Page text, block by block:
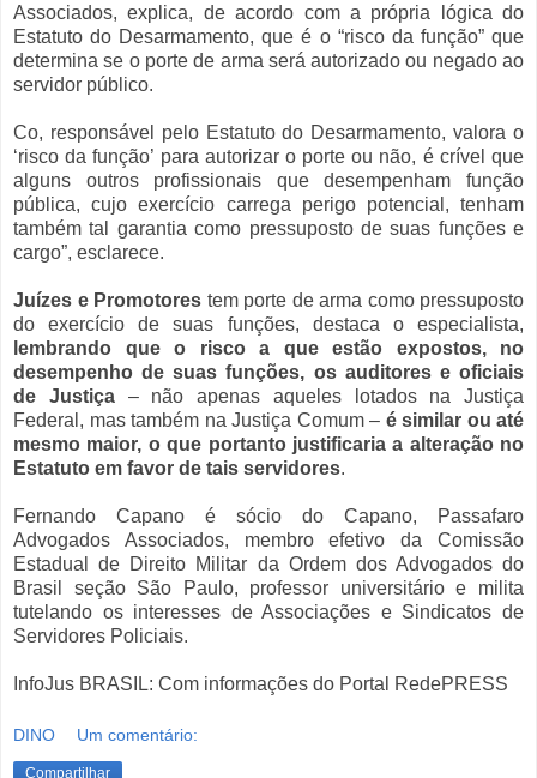
Associados, explica, de acordo com a própria lógica do
Estatuto do Desarmamento, que é o “risco da função” que
determina se o porte de arma será autorizado ou negado ao
servidor público.
Co, responsável pelo Estatuto do Desarmamento, valora o
‘risco da função’ para autorizar o porte ou não, é crível que
alguns outros profissionais que desempenham função
pública, cujo exercício carrega perigo potencial, tenham
também tal garantia como pressuposto de suas funções e
cargo”, esclarece.
Juízes e Promotores tem porte de arma como pressuposto
do exercício de suas funções, destaca o especialista,
lembrando que o risco a que estão expostos, no
desempenho de suas funções, os auditores e oficiais
de Justiça– não apenas aqueles lotados na Justiça
Federal, mas também na Justiça Comum – é similar ou até
mesmo maior, o que portanto justificaria a alteração no
Estatuto em favor de tais servidores.
Fernando Capano é sócio do Capano, Passafaro
Advogados Associados, membro efetivo da Comissão
Estadual de Direito Militar da Ordem dos Advogados do
Brasil seção São Paulo, professor universitário e milita
tutelando os interesses de Associações e Sindicatos de
Servidores Policiais.
InfoJus BRASIL: Com informações do Portal RedePRESS
DINO Um comentário:
Compartilhar